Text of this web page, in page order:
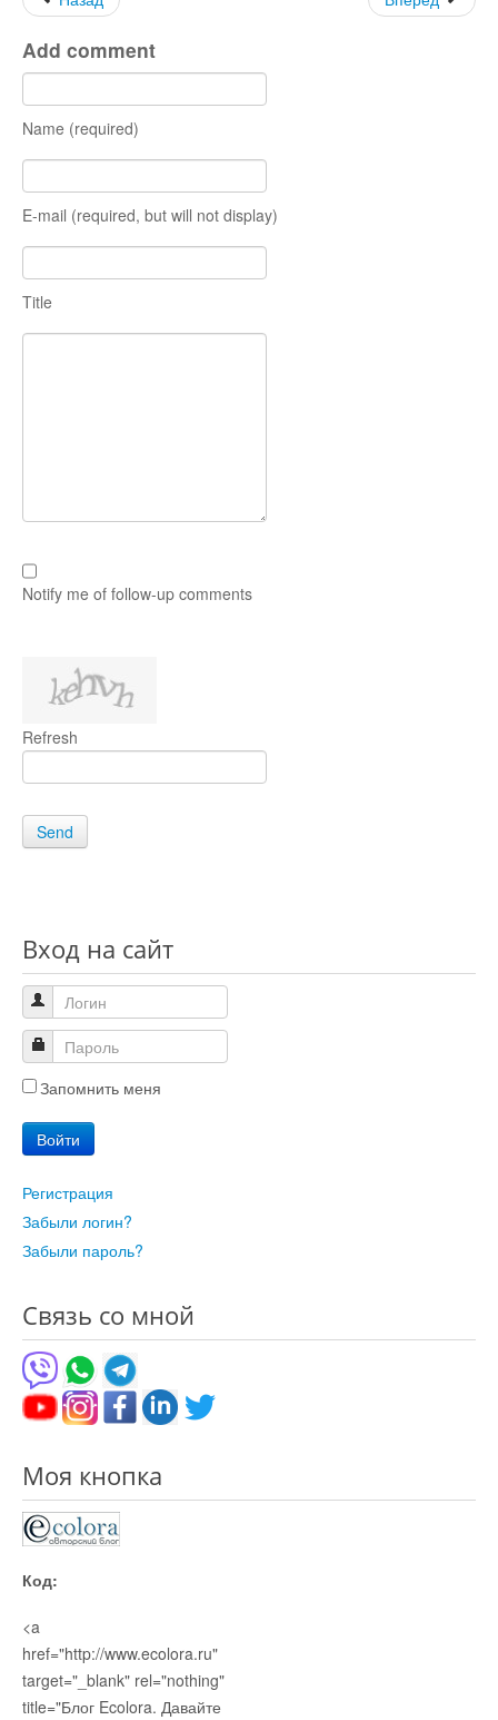
Add comment
Name (required)
E-mail (required, but will not display)
Title
Notify me of follow-up comments
Refresh
Send
Вход на сайт
Запомнить меня
Войти
Регистрация
Забыли логин?
Забыли пароль?
Связь со мной
Моя кнопка
Код:
<a
href="http://www.ecolora.ru"
target="_blank" rel="nothing"
title="Блог Ecolora. Давайте